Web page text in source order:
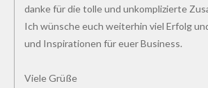
danke für die tolle und unkomplizierte
Ich wünsche euch weiterhin viel Erfolg
und Inspirationen für euer Business.
Viele Grüße